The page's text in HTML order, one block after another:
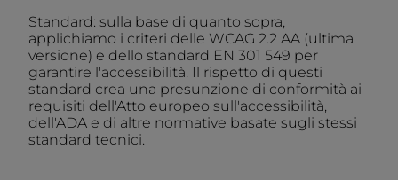
Standard: sulla base di quanto sopra,
applichiamo i criteri delle WCAG 2.2 AA (ultima
versione) e dello standard EN 301 549 per
garantire l'accessibilità. Il rispetto di questi
standard crea una presunzione di conformità ai
requisiti dell'Atto europeo sull'accessibilità,
dell'ADA e di altre normative basate sugli stessi
standard tecnici.